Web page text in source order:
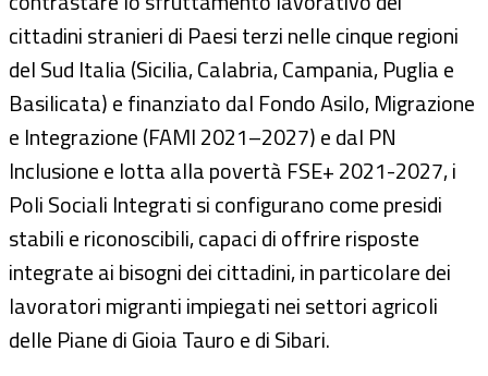
cittadini stranieri di Paesi terzi nelle cinque regioni
del Sud Italia (Sicilia, Calabria, Campania, Puglia e
Basilicata) e finanziato dal Fondo Asilo, Migrazione
e Integrazione (FAMI 2021–2027) e dal PN
Inclusione e lotta alla povertà FSE+ 2021-2027, i
Poli Sociali Integrati si configurano come presidi
stabili e riconoscibili, capaci di offrire risposte
integrate ai bisogni dei cittadini, in particolare dei
lavoratori migranti impiegati nei settori agricoli
delle Piane di Gioia Tauro e di Sibari.